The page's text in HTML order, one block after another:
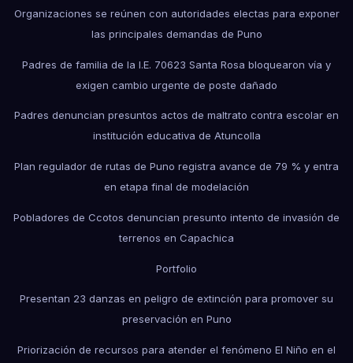
Organizaciones se reúnen con autoridades electas para exponer
las principales demandas de Puno
Padres de familia de la I.E. 70623 Santa Rosa bloquearon vía y
exigen cambio urgente de poste dañado
Padres denuncian presuntos actos de maltrato contra escolar en
institución educativa de Atuncolla
Plan regulador de rutas de Puno registra avance de 79 % y entra
en etapa final de modelación
Pobladores de Ccotos denuncian presunto intento de invasión de
terrenos en Capachica
Portfolio
Presentan 23 danzas en peligro de extinción para promover su
preservación en Puno
Priorización de recursos para atender el fenómeno El Niño en el